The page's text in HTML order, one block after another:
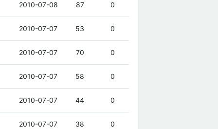
2010-07-08 87 0
2010-07-07 53 0
2010-07-07 70 0
2010-07-07 58 0
2010-07-07 44 0
2010-07-07 38 0